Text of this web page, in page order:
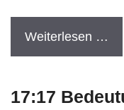
Weiterlesen …
17:17